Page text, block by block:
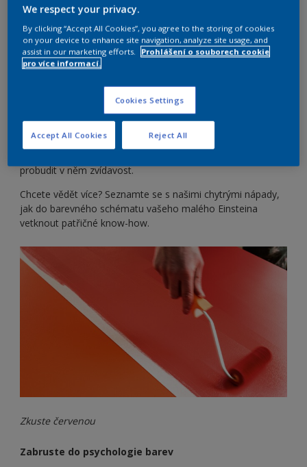
„Některé barvy prý pomáhají dětem se soustředěním.
které můžeme zakomponovat do dětského pokoje,
abychom dítěti zajistili co nejlepší start?“
věří, že stimulující prostředí má pozitivní dopad na rozvoj
kognitivních schopností dítěte.
vyroste vám z potomka génius. Vizuálně zajímavé prostředí
probudit v něm zvídavost.
Chcete vědět více? Seznamte se s našimi chytrými nápady,
jak do barevného schématu vašeho malého Einsteina
vetknout patřičné know-how.
Zkuste červenou
Zabruste do psychologie barev
We respect your privacy.
By clicking “Accept All Cookies”, you agree to the storing of cookies
on your device to enhance site navigation, analyze site usage, and
assist in our marketing efforts.
Prohlášení o souborech cookie
pro více informací.
Cookies Settings
Reject All
Accept All Cookies